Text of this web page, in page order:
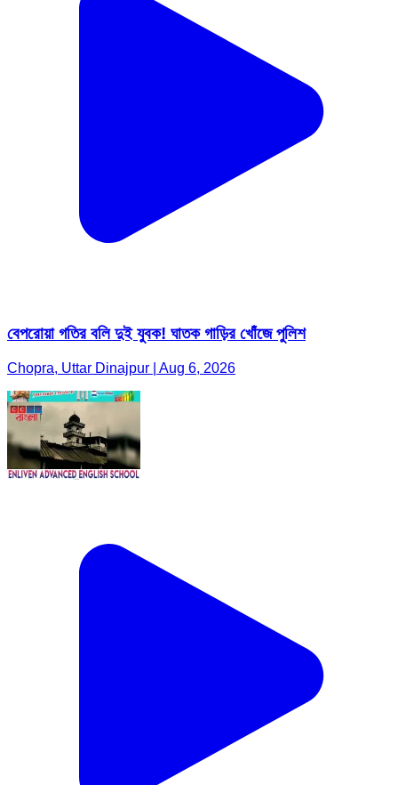
বেপরোয়া গতির বলি দুই যুবক! ঘাতক গাড়ির খোঁজে পুলিশ
Chopra, Uttar Dinajpur | Aug 6, 2026